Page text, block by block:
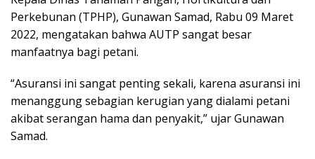
Perkebunan (TPHP), Gunawan Samad, Rabu 09 Maret
2022, mengatakan bahwa AUTP sangat besar
manfaatnya bagi petani.
“Asuransi ini sangat penting sekali, karena asuransi ini
menanggung sebagian kerugian yang dialami petani
akibat serangan hama dan penyakit,” ujar Gunawan
Samad.